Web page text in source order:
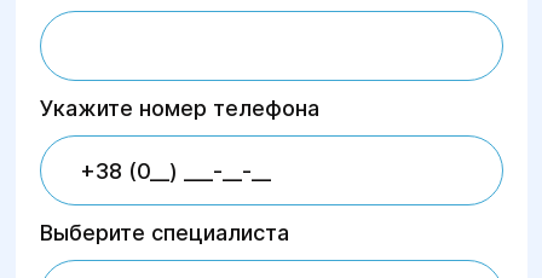
Укажите номер телефона
Выберите специалиста